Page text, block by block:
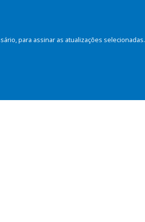
para assinar as atualizações selecionadas.